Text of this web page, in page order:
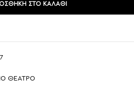
ΣΤΟ ΚΑΛΆΘΙ
ΘΕΑΤΡΟ